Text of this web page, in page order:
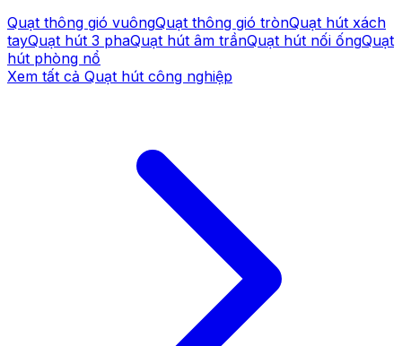
Quạt thông gió vuôngQuạt thông gió trònQuạt hút xách
tayQuạt hút 3 phaQuạt hút âm trầnQuạt hút nối ốngQuạt
hút phòng nổ
Xem tất cả Quạt hút công nghiệp